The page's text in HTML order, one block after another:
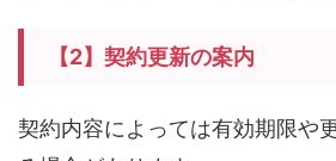
【2】契約更新の案内
契約内容によっては有効期限や